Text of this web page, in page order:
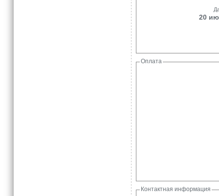
20
Оплата
Контактная информация